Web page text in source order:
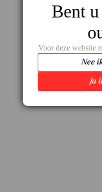
Bent
Voor deze website
Ja
Nee